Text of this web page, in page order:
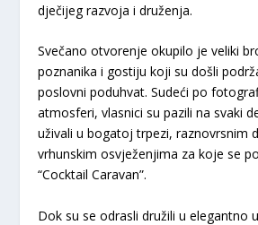
dječijeg razvoja i druženja.
​Svečano otvorenje okupilo je veliki
poznanika i gostiju koji su došli
poslovni poduhvat. Sudeći po
atmosferi, vlasnici su pazili na svaki
uživali u bogatoj trpezi, raznovrsnim
vrhunskim osvježenjima za koje se
“Cocktail Caravan”.
​Dok su se odrasli družili u elegantno